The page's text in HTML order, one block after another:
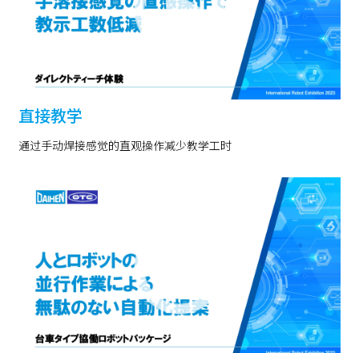
直接教学
通过手动焊接感觉的直观操作减少教学工时